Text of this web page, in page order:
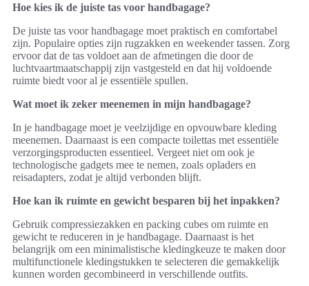
Hoe kies ik de juiste tas voor handbagage?
De juiste tas voor handbagage moet praktisch en comfortabel
zijn. Populaire opties zijn rugzakken en weekender tassen. Zorg
ervoor dat de tas voldoet aan de afmetingen die door de
luchtvaartmaatschappij zijn vastgesteld en dat hij voldoende
ruimte biedt voor al je essentiële spullen.
Wat moet ik zeker meenemen in mijn handbagage?
In je handbagage moet je veelzijdige en opvouwbare kleding
meenemen. Daarnaast is een compacte toilettas met essentiële
verzorgingsproducten essentieel. Vergeet niet om ook je
technologische gadgets mee te nemen, zoals opladers en
reisadapters, zodat je altijd verbonden blijft.
Hoe kan ik ruimte en gewicht besparen bij het inpakken?
Gebruik compressiezakken en packing cubes om ruimte en
gewicht te reduceren in je handbagage. Daarnaast is het
belangrijk om een minimalistische kledingkeuze te maken door
multifunctionele kledingstukken te selecteren die gemakkelijk
kunnen worden gecombineerd in verschillende outfits.